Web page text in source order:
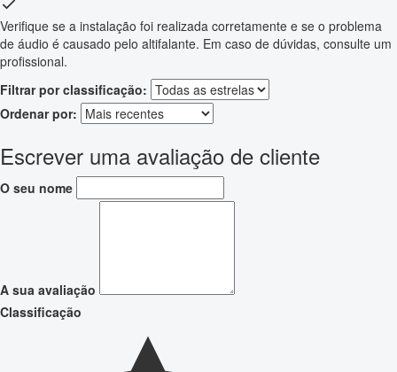
Verifique se a instalação foi realizada corretamente e se o problema
de áudio é causado pelo altifalante. Em caso de dúvidas, consulte um
profissional.
Filtrar por classificação:
Ordenar por:
Escrever uma avaliação de cliente
O seu nome
A sua avaliação
Classificação